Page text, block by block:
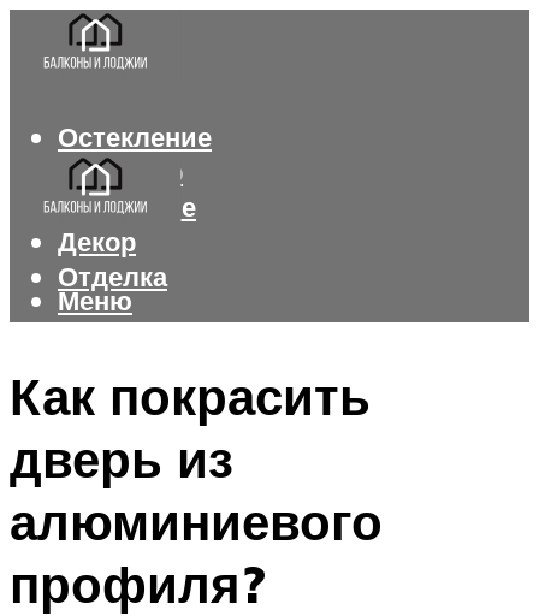
Остекление
Интерьер
Утепление
Декор
Отделка
Меню
Как покрасить
дверь из
алюминиевого
профиля?